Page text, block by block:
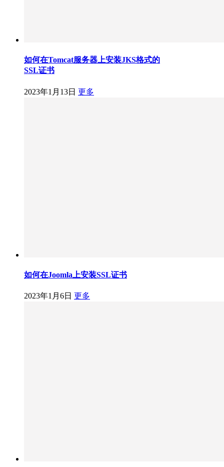
如何在Tomcat服务器上安装JKS格式的
SSL证书
2023年1月13日 更多
如何在Joomla上安装SSL证书
2023年1月6日 更多